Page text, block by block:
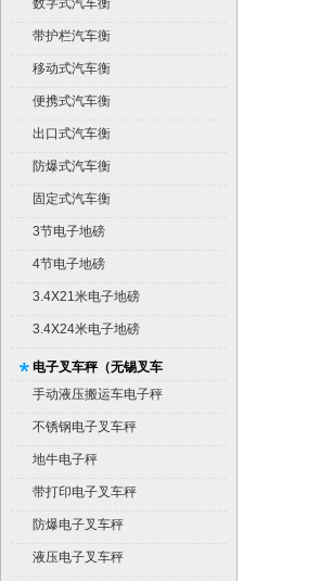
数字式汽车衡
带护栏汽车衡
移动式汽车衡
便携式汽车衡
出口式汽车衡
防爆式汽车衡
固定式汽车衡
3节电子地磅
4节电子地磅
3.4X21米电子地磅
3.4X24米电子地磅
电子叉车秤（无锡叉车
秤）
手动液压搬运车电子秤
不锈钢电子叉车秤
地牛电子秤
带打印电子叉车秤
防爆电子叉车秤
液压电子叉车秤